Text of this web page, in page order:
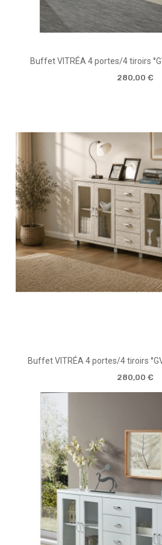
Buffet VITRÉA 4 portes/4 tiroirs
280,00 €
Buffet VITRÉA 4 portes/4 tiroirs
280,00 €